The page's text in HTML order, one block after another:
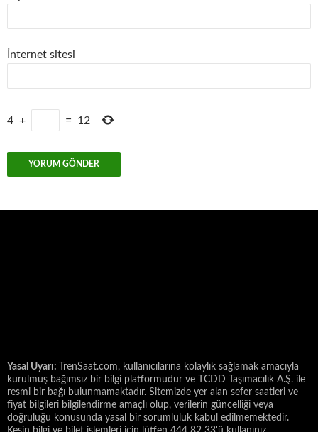
İnternet sitesi
4 + = 12
Yasal Uyarı:
TrenSaat.com, kullanıcılarına kolaylık sağlamak amacıyla
kurulmuş bağımsız bir bilgi platformudur ve TCDD Taşımacılık A.Ş. ile
resmi bir bağı bulunmamaktadır. Sitemizde yer alan sefer saatleri ve
fiyat bilgileri bilgilendirme amaçlı olup, verilerin güncelliği veya
doğruluğu konusunda yasal bir sorumluluk kabul edilmemektedir.